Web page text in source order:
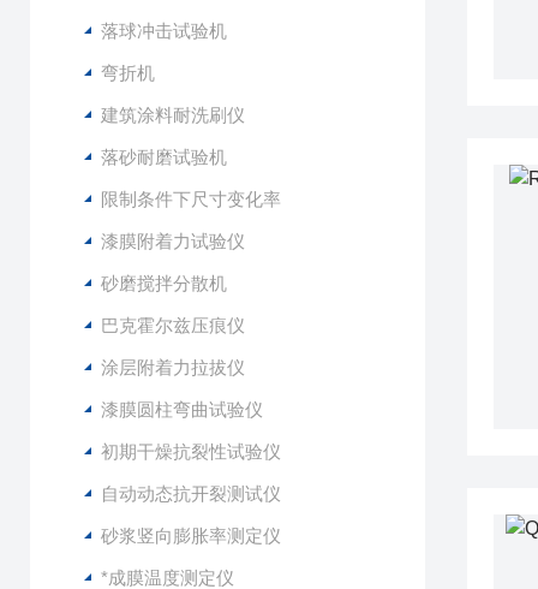
落球冲击试验机
弯折机
建筑涂料耐洗刷仪
落砂耐磨试验机
限制条件下尺寸变化率
漆膜附着力试验仪
砂磨搅拌分散机
巴克霍尔兹压痕仪
涂层附着力拉拔仪
漆膜圆柱弯曲试验仪
初期干燥抗裂性试验仪
自动动态抗开裂测试仪
砂浆竖向膨胀率测定仪
*成膜温度测定仪